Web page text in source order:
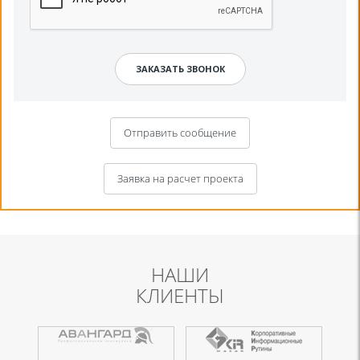
Отправить сообщение
Заявка на расчет проекта
НАШИ
КЛИЕНТЫ